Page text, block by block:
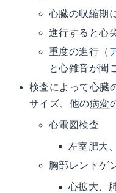
心臓の収縮期
進行すると心
重度の進行（
と心雑音が聞
検査によって心臓
サイズ、他の病変
心電図検査
左室肥大
胸部レントゲ
心拡大、